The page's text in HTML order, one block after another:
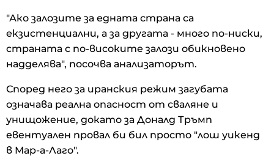
"Ако залозите за едната страна са
екзистенциални, а за другата - много по-ниски,
страната с по-високите залози обикновено
надделява", посочва анализаторът.
Според него за иранския режим загубата
означава реална опасност от сваляне и
унищожение, докато за Доналд Тръмп
евентуален провал би бил просто "лош уикенд
в Мар-а-Лаго".